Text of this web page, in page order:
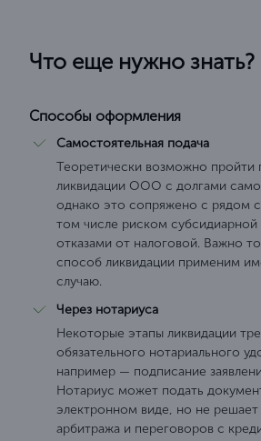
Что еще нужно знать?
Способы оформления
Самостоятельная подача
Теоретически возможно пройти
ликвидации ООО с долгами
однако это сопряжено с рядом
том числе риском субсидиарной
отказами от налоговой. Важно
способ ликвидации применим
случаю.
Через нотариуса
Некоторые этапы ликвидации
обязательного нотариального
например — подписание
Нотариус может подать
электронном виде, но не
арбитража и переговоров с